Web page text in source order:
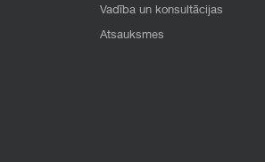
Vadība un konsultācijas
Atsauksmes